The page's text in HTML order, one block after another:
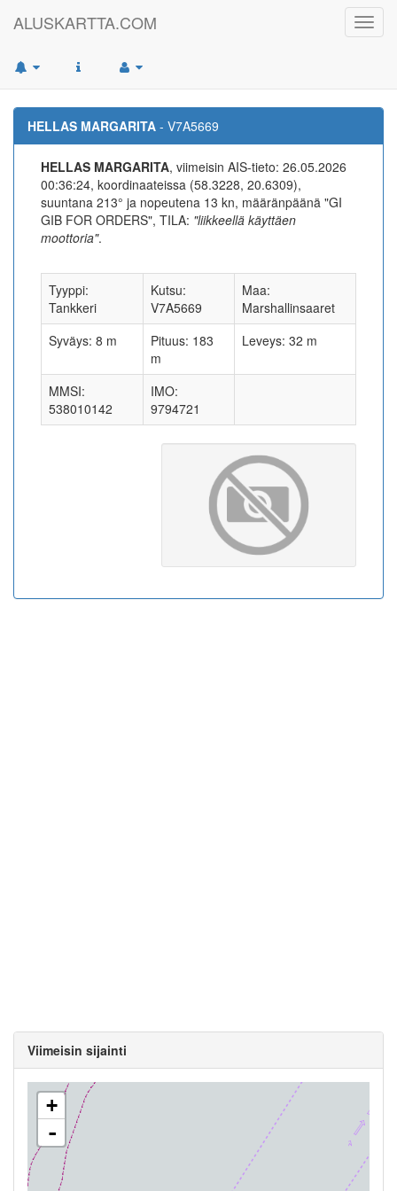
ALUSKARTTA.COM
HELLAS MARGARITA - V7A5669
HELLAS MARGARITA, viimeisin AIS-tieto: 26.05.2026
00:36:24, koordinaateissa (58.3228, 20.6309),
suuntana 213° ja nopeutena 13 kn, määränpäänä "GI
GIB FOR ORDERS", TILA: "liikkeellä käyttäen
moottoria".
Tyyppi:
Tankkeri
Kutsu:
V7A5669
Maa:
Marshallinsaaret
Syväys: 8 m
Pituus: 183
m
Leveys: 32 m
MMSI:
538010142
IMO:
9794721
Viimeisin sijainti
+
-